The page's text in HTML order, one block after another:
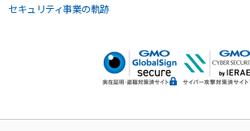
セキュリティ事業の軌跡